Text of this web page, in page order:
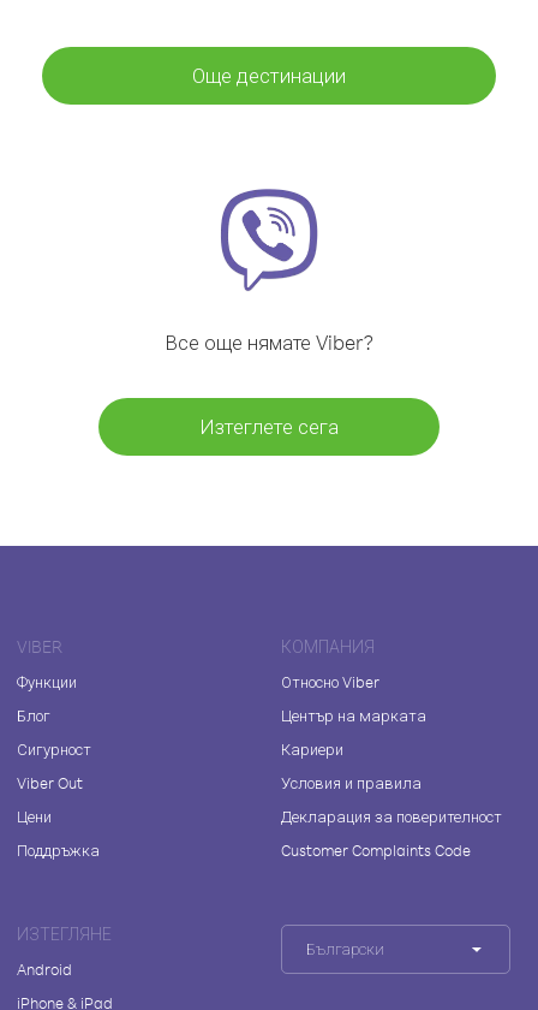
Още дестинации
Все още нямате Viber?
Изтеглете сега
VIBER
Функции
Блог
Сигурност
Viber Out
Цени
Поддръжка
КОМПАНИЯ
Относно Viber
Център на марката
Кариери
Условия и правила
Декларация за поверителност
Customer Complaints Code
ИЗТЕГЛЯНЕ
Android
iPhone & iPad
Български